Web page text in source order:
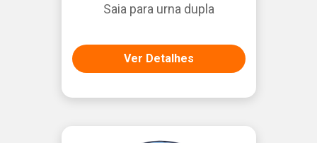
Saia para urna dupla
Ver Detalhes